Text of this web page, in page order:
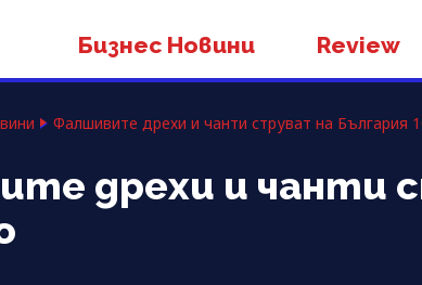
Бизнес Новини Review
Фалшивите дрехи и чанти струват на България
дрехи и чанти